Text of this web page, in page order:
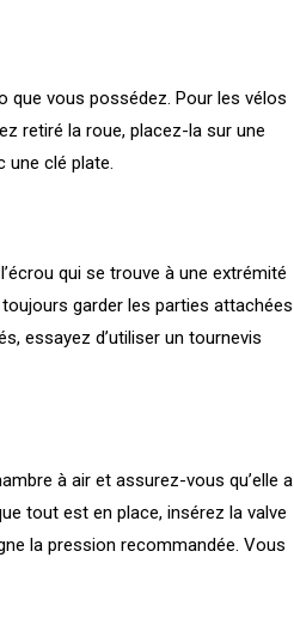
que vous possédez. Pour les vélos
retiré la roue, placez-la sur une
une clé plate.
qui se trouve à une extrémité
garder les parties attachées
essayez d’utiliser un tournevis
à air et assurez-vous qu’elle a
tout est en place, insérez la valve
la pression recommandée. Vous